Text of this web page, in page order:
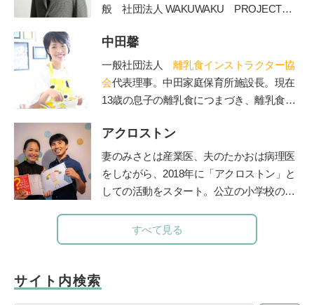
般
社団法人 WAKUWAKU PROJECT
ある子の
ョップ、保育士や教諭を対象にした講座を
運営してい る。著書に『発達障害のある子
と家族が幸せになる方法』（学苑社）、
（講談社）がある。
中田馨
一般社団法人 離乳食インストラクター協
会代表理事。中田家庭保育所施設長。現在
13歳の息子の離乳食につまづき、離乳食を
標」をモットーに、20年の保育士としての
経験を生かしながら赤ちゃんとママに寄り
添う、和食を大切にした「和の離乳食」を
伝えている。保育、講演、執筆などの分野
ラクター協会2級・1級・養成講座はこれま
で2500人が受講。
アクロストン
妻のみさとは産業医、夫のたかおは病理医
をしながら、 2018年に「アクロストン」と
しての活動をスタート。公立の小学校の授
性にまつわるワークショップを行う。『３
～９歳ではじめるアクロストン式「赤ちゃ
すべて見る
サイト内検索